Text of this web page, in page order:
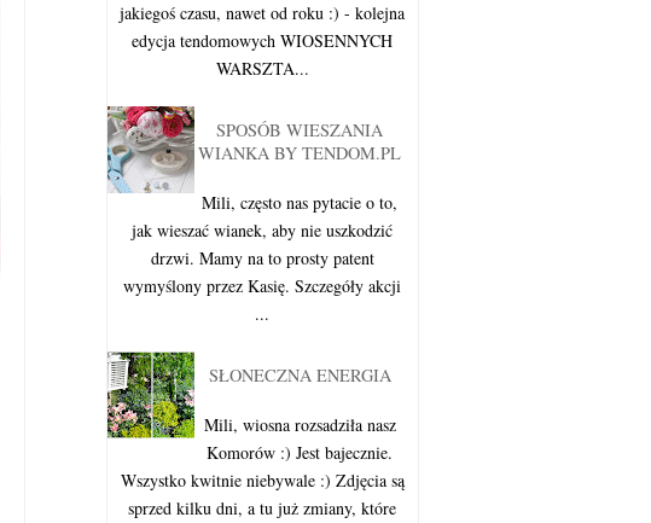
jakiegoś czasu, nawet od roku :) - kolejna
edycja tendomowych WIOSENNYCH
WARSZTA...
SPOSÓB WIESZANIA
WIANKA BY TENDOM.PL
Mili, często nas pytacie o to,
jak wieszać wianek, aby nie uszkodzić
drzwi. Mamy na to prosty patent
wymyślony przez Kasię. Szczegóły akcji
...
SŁONECZNA ENERGIA
Mili, wiosna rozsadziła nasz
Komorów :) Jest bajecznie.
Wszystko kwitnie niebywale :) Zdjęcia są
sprzed kilku dni, a tu już zmiany, które